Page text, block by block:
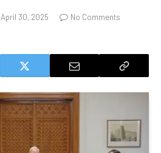
April 30, 2025
No Comments